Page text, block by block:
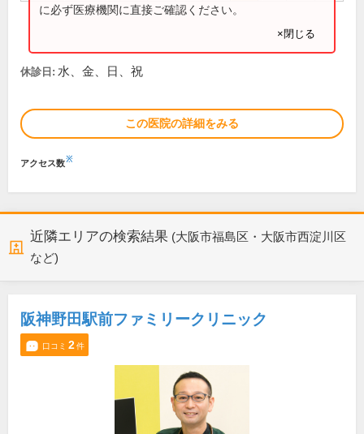
に必ず医療機関に直接ご確認ください。
×閉じる
休診日: 水、金、日、祝
この医院の詳細をみる
アクセス数※
近隣エリアの検索結果 (大阪市福島区・大阪市西淀川区
など)
阪神野田駅前ファミリークリニック
口コミ 2件